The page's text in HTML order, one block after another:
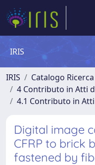
IRIS
IRIS
Catalogo Ricerca
4 Contributo in Atti
4.1 Contributo in
Digital image
CFRP to brick
fastened by